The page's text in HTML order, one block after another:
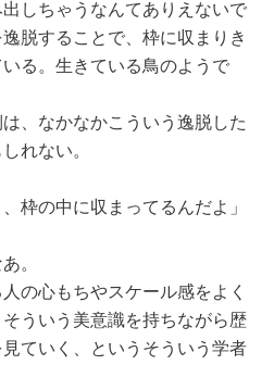
しちゃうなんてありえないで
脱することで、枠に収まりき
る。生きている鳥のようで
、なかなかこういう逸脱した
れない。
枠の中に収まってるんだよ」
。
の心もちやスケール感をよく
ういう美意識を持ちながら歴
ていく、というそういう学者